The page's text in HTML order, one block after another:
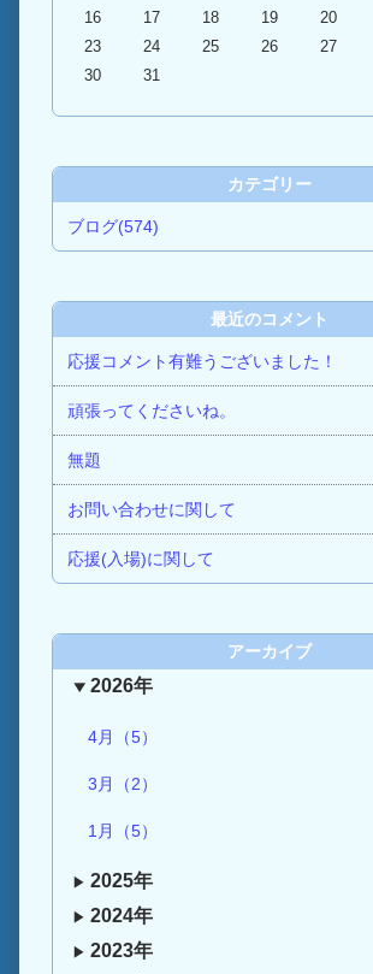
16
17 18 19 20
23
24 25 26 27
30
31
カテゴリー
ブログ(574)
最近のコメント
応援コメント有難うございました！
頑張ってくださいね。
無題
お問い合わせに関して
応援(入場)に関して
アーカイブ
2026年
4月（5）
3月（2）
1月（5）
2025年
2024年
2023年